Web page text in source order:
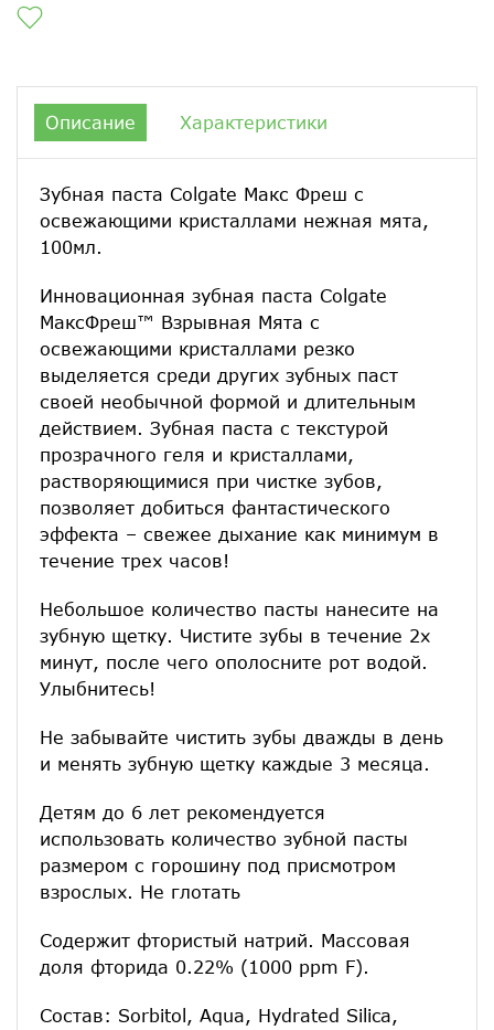
Описание Характеристики
Зубная паста Colgate Макс Фреш с
освежающими кристаллами нежная мята,
100мл.
Инновационная зубная паста Colgate
МаксФреш™ Взрывная Мята с
освежающими кристаллами резко
выделяется среди других зубных паст
своей необычной формой и длительным
действием. Зубная паста с текстурой
прозрачного геля и кристаллами,
растворяющимися при чистке зубов,
позволяет добиться фантастического
эффекта – свежее дыхание как минимум в
течение трех часов!
Небольшое количество пасты нанесите на
зубную щетку. Чистите зубы в течение 2х
минут, после чего ополосните рот водой.
Улыбнитесь!
Не забывайте чистить зубы дважды в день
и менять зубную щетку каждые 3 месяца.
Детям до 6 лет рекомендуется
использовать количество зубной пасты
размером с горошину под присмотром
взрослых. Не глотать
Содержит фтористый натрий. Массовая
доля фторида 0.22% (1000 ppm F).
Состав: Sorbitol, Aqua, Hydrated Silica,